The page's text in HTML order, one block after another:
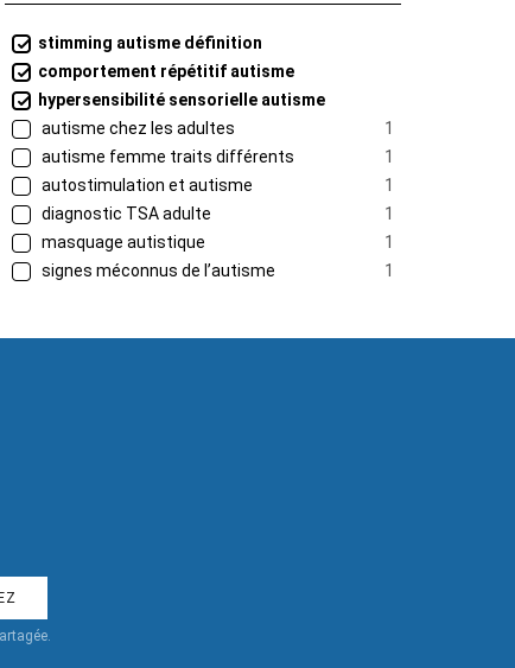
stimming autisme définition
comportement répétitif autisme
hypersensibilité sensorielle autisme
autisme chez les adultes
1
autisme femme traits différents
1
autostimulation et autisme
1
diagnostic TSA adulte
1
masquage autistique
1
signes méconnus de l’autisme
1